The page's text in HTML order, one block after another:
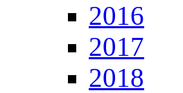
2016
2017
2018